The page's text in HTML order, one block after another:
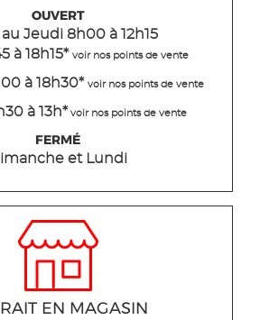
OUVERT
au Jeudi 8h00 à 12h15
à 18h15* voir nos points de vente
à 18h30* voir nos points de vente
à 13h* voir nos points de vente
FERMÉ
et Lundi
EN MAGASIN